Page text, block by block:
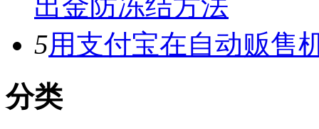
出金防冻结方法
5用支付宝在自动贩售
分类